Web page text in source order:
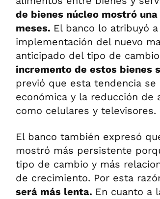
de bienes núcleo mostró
meses. El banco lo atribuyó
implementación del nuevo
anticipado del tipo de
incremento de estos bienes
previó que esta tendencia
económica y la reducción de
como celulares y televisores.
El banco también expresó
mostró más persistente
tipo de cambio y más
de crecimiento. Por esta
será más lenta. En cuanto a